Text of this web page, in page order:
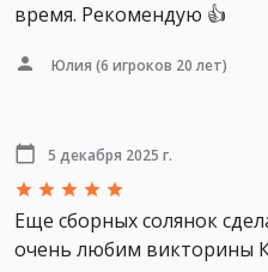
время. Рекомендую 👍
Юлия (6 игроков 20 лет)
5 декабря 2025 г.
Еще сборных солянок
очень любим викторины